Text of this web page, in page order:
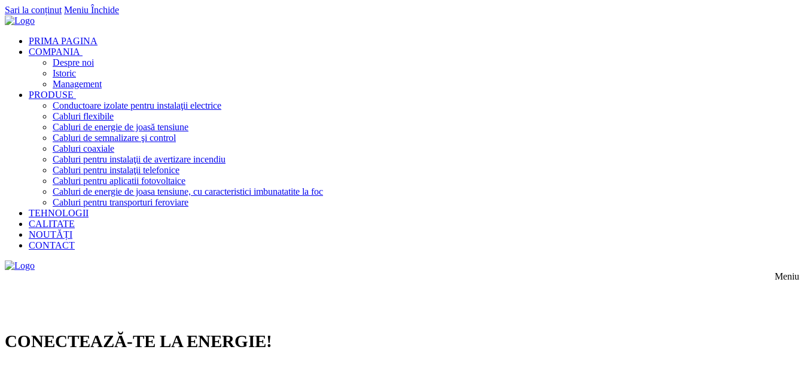
Sari la conținut Meniu Închide
PRIMA PAGINA
COMPANIA
Despre noi
Istoric
Management
PRODUSE
Conductoare izolate pentru instalaţii electrice
Cabluri flexibile
Cabluri de energie de joasă tensiune
Cabluri de semnalizare şi control
Cabluri coaxiale
Cabluri pentru instalaţii de avertizare incendiu
Cabluri pentru instalaţii telefonice
Cabluri pentru aplicatii fotovoltaice
Cabluri de energie de joasa tensiune, cu caracteristici imbunatatite la foc
Cabluri pentru transporturi feroviare
TEHNOLOGII
CALITATE
NOUTĂȚI
CONTACT
Meniu
CONECTEAZĂ-TE LA ENERGIE!